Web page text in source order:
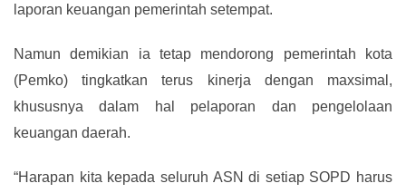
laporan keuangan pemerintah setempat.
Namun demikian ia tetap mendorong pemerintah kota
(Pemko)
tingkatkan terus kinerja dengan maxsimal ,
khususnya dalam hal pelaporan dan pengelolaan
keuangan daerah.
“Harapan kita kepada seluruh ASN di setiap SOPD harus